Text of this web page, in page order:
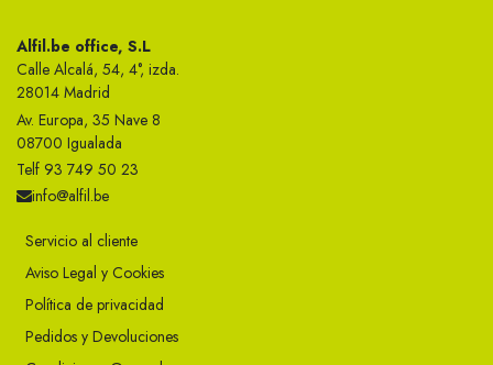
Alfil.be office, S.L
Calle Alcalá, 54, 4°, izda.
28014 Madrid
Av. Europa, 35 Nave 8
08700 Igualada
Telf 93 749 50 23
info@alfil.be
Servicio al cliente
Aviso Legal y Cookies
Política de privacidad
Pedidos y Devoluciones